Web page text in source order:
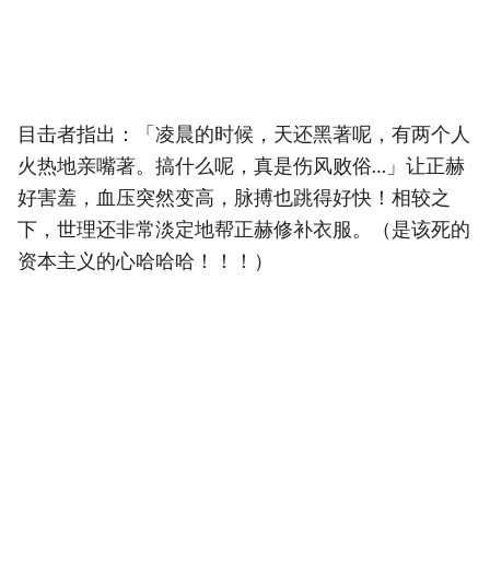
目击者指出：「凌晨的时候，天还黑著呢，有两个人
火热地亲嘴著。搞什么呢，真是伤风败俗…」让正赫
好害羞，血压突然变高，脉搏也跳得好快！相较之
下，世理还非常淡定地帮正赫修补衣服。（是该死的
资本主义的心哈哈哈！！！）